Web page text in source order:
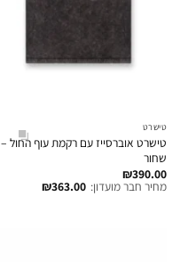
טישרט
טישרט אוברסייז עם רקמת עוף החול –
שחור
₪390.00
מחיר חבר מועדון: ₪363.00